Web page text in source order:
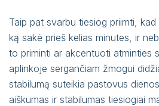
Taip pat svarbu tiesiog priimti, kad
ką sakė prieš kelias minutes, ir
to priminti ar akcentuoti atminties
aplinkoje sergančiam žmogui
stabilumą suteikia pastovus
aiškumas ir stabilumas tiesiogiai